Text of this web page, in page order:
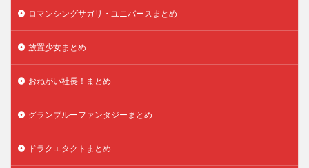
ロマンシングサガリ・ユニバースまとめ
放置少女まとめ
おねがい社長！まとめ
グランブルーファンタジーまとめ
ドラクエタクトまとめ